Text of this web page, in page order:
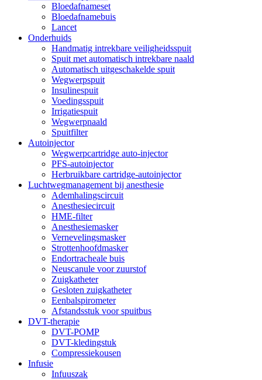
Bloedafnameset
Bloedafnamebuis
Lancet
Onderhuids
Handmatig intrekbare veiligheidsspuit
Spuit met automatisch intrekbare naald
Automatisch uitgeschakelde spuit
Wegwerpspuit
Insulinespuit
Voedingsspuit
Irrigatiespuit
Wegwerpnaald
Spuitfilter
Autoinjector
Wegwerpcartridge auto-injector
PFS-autoinjector
Herbruikbare cartridge-autoinjector
Luchtwegmanagement bij anesthesie
Ademhalingscircuit
Anesthesiecircuit
HME-filter
Anesthesiemasker
Vernevelingsmasker
Strottenhoofdmasker
Endortracheale buis
Neuscanule voor zuurstof
Zuigkatheter
Gesloten zuigkatheter
Eenbalspirometer
Afstandsstuk voor spuitbus
DVT-therapie
DVT-POMP
DVT-kledingstuk
Compressiekousen
Infusie
Infuuszak